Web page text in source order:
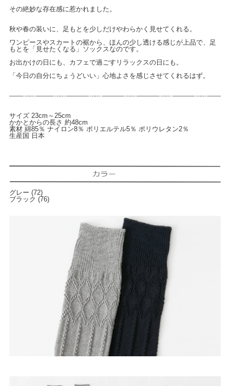
その絶妙な存在感に惹かれました。
秋や春の装いに、足もとを少しだけやわらかく見せてくれる。
ワンピースやスカートの裾から、ほんの少し透ける感じが上品で、足
もとを「見せたくなる」ソックスなのです。
お出かけの日にも、カフェで過ごすリラックスの日にも。
「今日の自分にちょうどいい」心地よさを感じさせてくれるはず。
サイズ 23cm～25cm
かかとからの長さ 約48cm
素材 綿85％ ナイロン8％ ポリエルテル5％ ポリウレタン2％
生産国 日本
グレー (72)
ブラック (76)